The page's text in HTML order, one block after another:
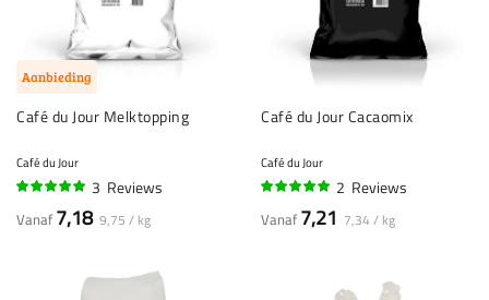
Aanbieding
Café du Jour Melktopping
Café du Jour
3 Reviews
Vanaf 7,18 9,75 / kg
Café du Jour Cacaomix
Café du Jour
2 Reviews
Vanaf 7,21 7,34 / kg